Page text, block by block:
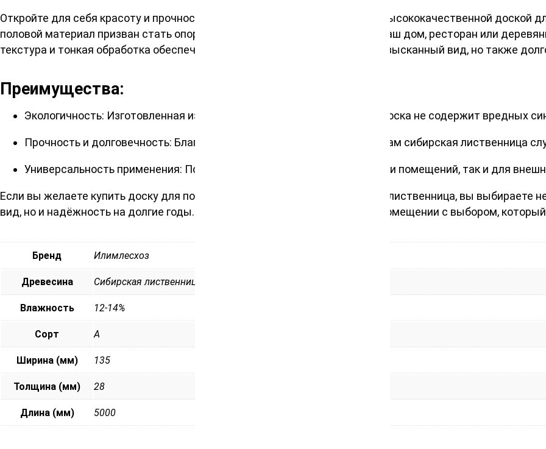
Откройте для себя красоту и прочность сибирской лиственницы с нашей высококачественной доской
половой материал призван стать опорой для любого помещения, будь то ваш дом, ресторан или
текстура и тонкая обработка обеспечат вашему пространству не только изысканный вид, но также
Преимущества:
Экологичность: Изготовленная из цельного массива древесины, эта доска не содержит вредных
Прочность и долговечность: Благодаря своим естественным свойствам сибирская лиственница
Универсальность применения: Подходит для использования как внутри помещений, так и для
Если вы желаете купить доску для пола сорт А 28х135х5000мм, сибирская лиственница, вы выбираете
вид, но и надёжность на долгие годы. Создайте уют и гармонию в вашем помещении с выбором, который
Бренд Илимлесхоз
Древесина Сибирская лиственница
Влажность 12-14%
Сорт А
Ширина (мм) 135
Толщина (мм) 28
Длина (мм) 5000